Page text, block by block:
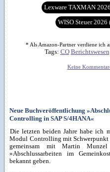
Lexware TAXMAN
WISO Steuer 2026
* Als Amazon-Partner verdiene ich
Tags: CO Berichtswesen
Keine
Neue Buchveröffentlichung
Controlling in SAP S/4HANA«
Die letzten beiden Jahre habe ich
Modul Controlling mit
gemeinsam mit Martin
»Abschlussarbeiten im
bekannt geben.